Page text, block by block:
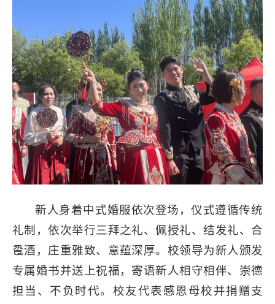
新人身着中式婚服依次登场，仪式遵循传统
礼制，依次举行三拜之礼、佩授礼、结发礼、合
卺酒，庄重雅致、意蕴深厚。校领导为新人颁发
专属婚书并送上祝福，寄语新人相守相伴、崇德
担当、不负时代。校友代表感恩母校并捐赠支